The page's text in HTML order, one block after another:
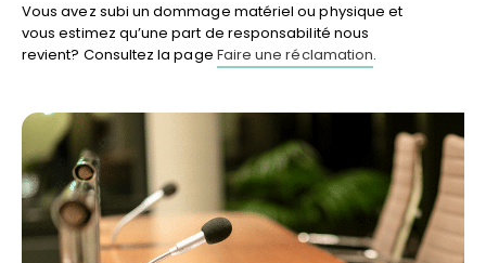
Vous avez subi un dommage matériel ou physique et
vous estimez qu’une part de responsabilité nous
revient? Consultez la page Faire une réclamation.